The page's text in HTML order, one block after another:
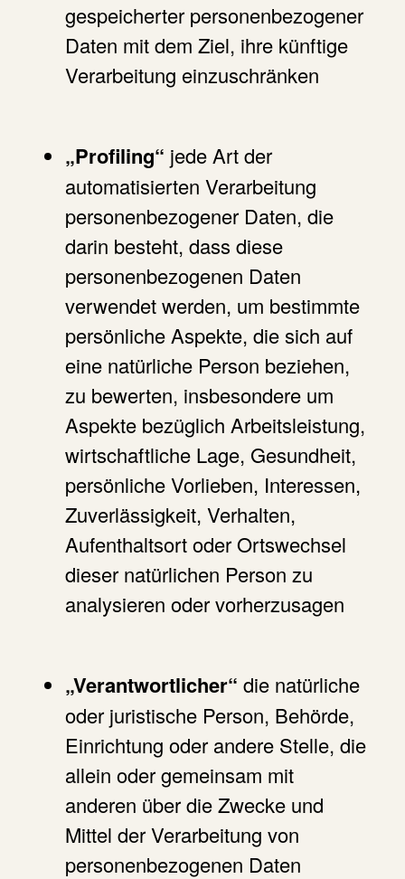
gespeicherter personenbezogener
Daten mit dem Ziel, ihre künftige
Verarbeitung einzuschränken
„Profiling“ jede Art der
automatisierten Verarbeitung
personenbezogener Daten, die
darin besteht, dass diese
personenbezogenen Daten
verwendet werden, um bestimmte
persönliche Aspekte, die sich auf
eine natürliche Person beziehen,
zu bewerten, insbesondere um
Aspekte bezüglich Arbeitsleistung,
wirtschaftliche Lage, Gesundheit,
persönliche Vorlieben, Interessen,
Zuverlässigkeit, Verhalten,
Aufenthaltsort oder Ortswechsel
dieser natürlichen Person zu
analysieren oder vorherzusagen
„Verantwortlicher“ die natürliche
oder juristische Person, Behörde,
Einrichtung oder andere Stelle, die
allein oder gemeinsam mit
anderen über die Zwecke und
Mittel der Verarbeitung von
personenbezogenen Daten